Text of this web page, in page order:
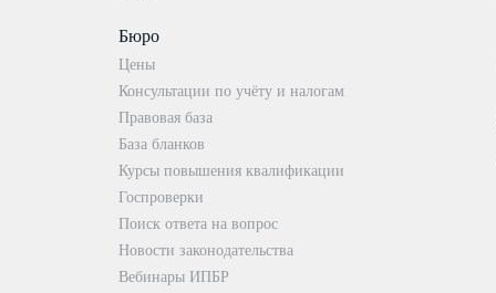
Бюро
Цены
Консультации по учёту и налогам
Правовая база
База бланков
Курсы повышения квалификации
Госпроверки
Поиск ответа на вопрос
Новости законодательства
Вебинары ИПБР